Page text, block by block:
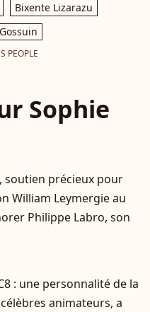
Bixente Lizarazu
PEOPLE
Sophie
soutien précieux pour
William Leymergie au
Philippe Labro, son
: une personnalité de la
animateurs, a